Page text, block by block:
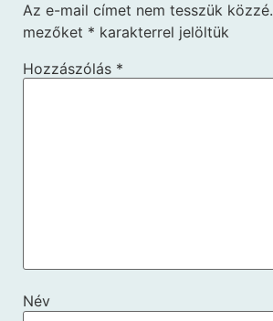
Az e-mail címet nem tesszük közzé.
mezőket * karakterrel jelöltük
Hozzászólás *
Név